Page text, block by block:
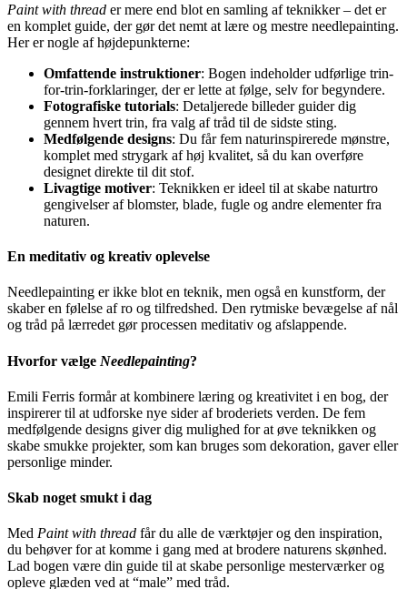
Paint with thread er mere end blot en samling af teknikker – det er
en komplet guide, der gør det nemt at lære og mestre needlepainting.
Her er nogle af højdepunkterne:
Omfattende instruktioner: Bogen indeholder udførlige trin-
for-trin-forklaringer, der er lette at følge, selv for begyndere.
Fotografiske tutorials: Detaljerede billeder guider dig
gennem hvert trin, fra valg af tråd til de sidste sting.
Medfølgende designs: Du får fem naturinspirerede mønstre,
komplet med strygark af høj kvalitet, så du kan overføre
designet direkte til dit stof.
Livagtige motiver: Teknikken er ideel til at skabe naturtro
gengivelser af blomster, blade, fugle og andre elementer fra
naturen.
En meditativ og kreativ oplevelse
Needlepainting er ikke blot en teknik, men også en kunstform, der
skaber en følelse af ro og tilfredshed. Den rytmiske bevægelse af nål
og tråd på lærredet gør processen meditativ og afslappende.
Hvorfor vælge Needlepainting?
Emili Ferris formår at kombinere læring og kreativitet i en bog, der
inspirerer til at udforske nye sider af broderiets verden. De fem
medfølgende designs giver dig mulighed for at øve teknikken og
skabe smukke projekter, som kan bruges som dekoration, gaver eller
personlige minder.
Skab noget smukt i dag
Med Paint with thread får du alle de værktøjer og den inspiration,
du behøver for at komme i gang med at brodere naturens skønhed.
Lad bogen være din guide til at skabe personlige mesterværker og
opleve glæden ved at “male” med tråd.